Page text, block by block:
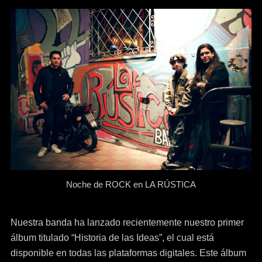
Noche de ROCK en LA RÚSTICA
Nuestra banda ha lanzado recientemente nuestro primer
álbum titulado “Historia de las Ideas”, el cual está
disponible en todas las plataformas digitales. Este álbum